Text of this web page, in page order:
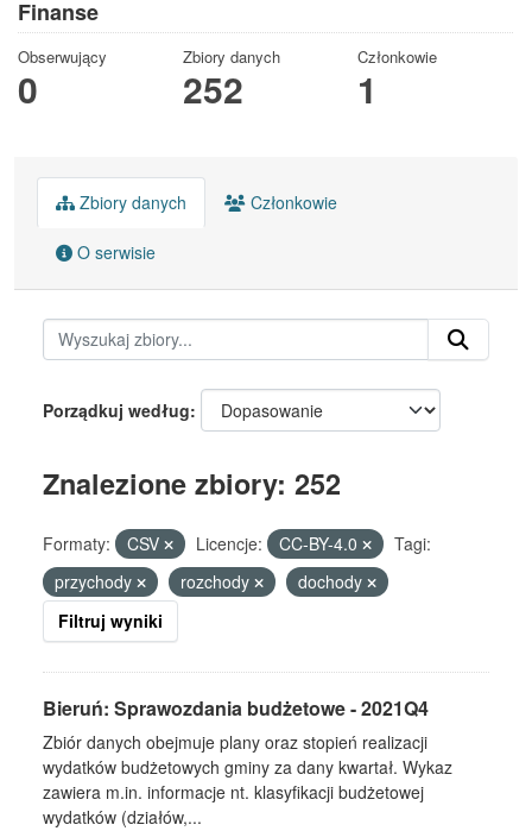
Finanse
Obserwujący
0
Zbiory danych
252
Członkowie
1
Zbiory danych Członkowie
O serwisie
Porządkuj według
Znalezione zbiory: 252
Formaty: CSV Licencje: CC-BY-4.0
Tagi:
przychody
rozchody
dochody
Filtruj wyniki
Bieruń: Sprawozdania budżetowe - 2021Q4
Zbiór danych obejmuje plany oraz stopień realizacji
wydatków budżetowych gminy za dany kwartał. Wykaz
zawiera m.in. informacje nt. klasyfikacji budżetowej
wydatków (działów,...